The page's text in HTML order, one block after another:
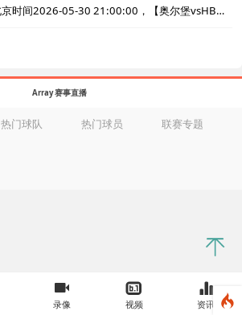
【直播内容】：北京时间2026-05-30 21:00:00，【奥尔堡vsHB克厄】直播准时在线播放，喜欢看比赛的朋友可以提前收藏本页面以免错过直播。盈点直播网_足球直播还为您在本页面索引了相关直播、奥尔堡直播、HB克厄直播的近期比赛列表以及两队历史交锋、两队赛程。
Array 赛事直播
录像 视频 资讯
热门球队 热门球员 联赛专题